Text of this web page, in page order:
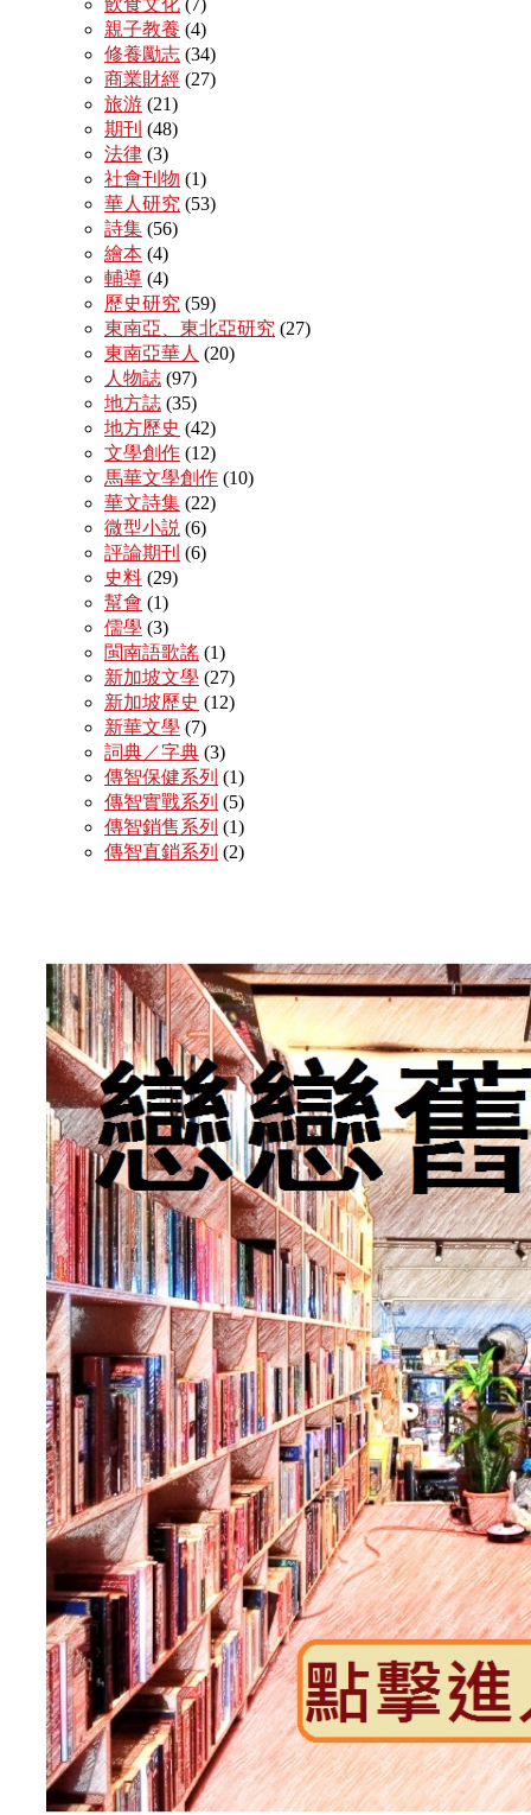
親子教養 (4)
修養勵志 (34)
商業財經 (27)
旅游 (21)
期刊 (48)
法律 (3)
社會刊物 (1)
華人研究 (53)
詩集 (56)
繪本 (4)
輔導 (4)
歷史研究 (59)
東南亞、東北亞研究 (27)
東南亞華人 (20)
人物誌 (97)
地方誌 (35)
地方歷史 (42)
文學創作 (12)
馬華文學創作 (10)
華文詩集 (22)
微型小説 (6)
評論期刊 (6)
史料 (29)
幫會 (1)
儒學 (3)
閩南語歌謠 (1)
新加坡文學 (27)
新加坡歷史 (12)
新華文學 (7)
詞典／字典 (3)
傳智保健系列 (1)
傳智實戰系列 (5)
傳智銷售系列 (1)
傳智直銷系列 (2)